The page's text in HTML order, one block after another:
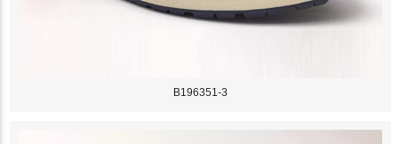
B196351-3